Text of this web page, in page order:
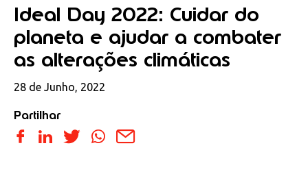
Ideal Day 2022: Cuidar do
planeta e ajudar a combater
as alterações climáticas
28 de Junho, 2022
Partilhar